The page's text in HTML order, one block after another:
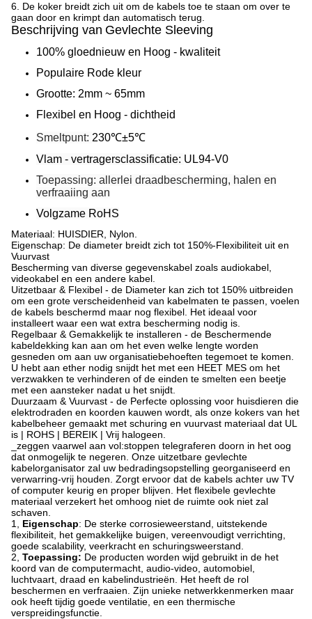
6. De koker breidt zich uit om de kabels toe te staan om over te
gaan door en krimpt dan automatisch terug.
Beschrijving van Gevlechte Sleeving
100% gloednieuw en Hoog - kwaliteit
Populaire Rode kleur
Grootte: 2mm ~ 65mm
Flexibel en Hoog - dichtheid
Smeltpunt: 230℃±5℃
Vlam - vertragersclassificatie: UL94-V0
Toepassing: allerlei draadbescherming, halen en
verfraaiing aan
Volgzame RoHS
Materiaal: HUISDIER, Nylon.
Eigenschap: De diameter breidt zich tot 150%-Flexibiliteit uit en
Vuurvast
Bescherming van diverse gegevenskabel zoals audiokabel,
videokabel en een andere kabel.
Uitzetbaar & Flexibel - de Diameter kan zich tot 150% uitbreiden
om een grote verscheidenheid van kabelmaten te passen, voelen
de kabels beschermd maar nog flexibel. Het ideaal voor
installeert waar een wat extra bescherming nodig is.
Regelbaar & Gemakkelijk te installeren - de Beschermende
kabeldekking kan aan om het even welke lengte worden
gesneden om aan uw organisatiebehoeften tegemoet te komen.
U hebt aan ether nodig snijdt het met een HEET MES om het
verzwakken te verhinderen of de einden te smelten een beetje
met een aansteker nadat u het snijdt.
Duurzaam & Vuurvast - de Perfecte oplossing voor huisdieren die
elektrodraden en koorden kauwen wordt, als onze kokers van het
kabelbeheer gemaakt met schuring en vuurvast materiaal dat UL
is | ROHS | BEREIK | Vrij halogeen.
_zeggen vaarwel aan vol:stoppen telegraferen doorn in het oog
dat onmogelijk te negeren. Onze uitzetbare gevlechte
kabelorganisator zal uw bedradingsopstelling georganiseerd en
verwarring-vrij houden. Zorgt ervoor dat de kabels achter uw TV
of computer keurig en proper blijven. Het flexibele gevlechte
materiaal verzekert het omhoog niet de ruimte ook niet zal
schaven.
1, Eigenschap: De sterke corrosieweerstand, uitstekende
flexibiliteit, het gemakkelijke buigen, vereenvoudigt verrichting,
goede scalability, veerkracht en schuringsweerstand.
2, Toepassing: De producten worden wijd gebruikt in de het
koord van de computermacht, audio-video, automobiel,
luchtvaart, draad en kabelindustrieën. Het heeft de rol
beschermen en verfraaien. Zijn unieke netwerkkenmerken maar
ook heeft tijdig goede ventilatie, en een thermische
verspreidingsfunctie.